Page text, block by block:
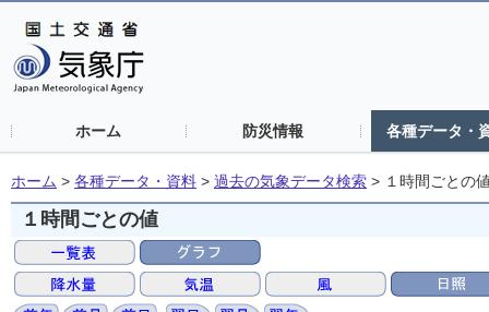
ホーム 防災情報 各種データ・
ホーム > 各種データ・資料 > 過去の気象データ検索 > １時間ごとの
１時間ごとの値